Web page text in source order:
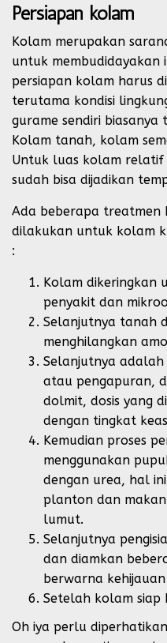
Persiapan kolam
Kolam merupakan
untuk membudidayakan
persiapan kolam harus
terutama kondisi
gurame sendiri
Kolam tanah, kolam
Untuk luas kolam relatif
sudah bisa dijadikan
Ada beberapa treatmen
dilakukan untuk kolam
:
Kolam dikeringkan
penyakit dan
Selanjutnya tanah
menghilangkan
Selanjutnya adalah
atau pengapuran,
dolmit, dosis yang
dengan tingkat
Kemudian proses
menggunakan
dengan urea, hal
planton dan
lumut.
Selanjutnya
dan diamkan
berwarna
Setelah kolam siap
Oh iya perlu